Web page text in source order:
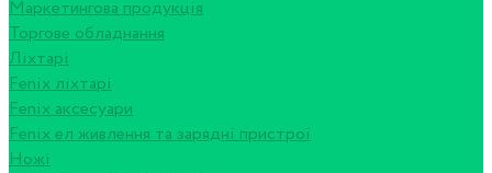
Маркетингова продукція
Торгове обладнання
Ліхтарі
Fenix ліхтарі
Fenix аксесуари
Fenix ел живлення та зарядні пристрої
Ножі